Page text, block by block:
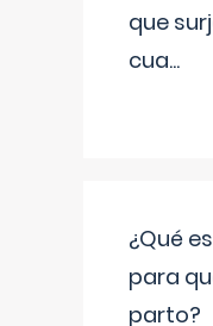
que
cua...
¿Qué
para
parto?